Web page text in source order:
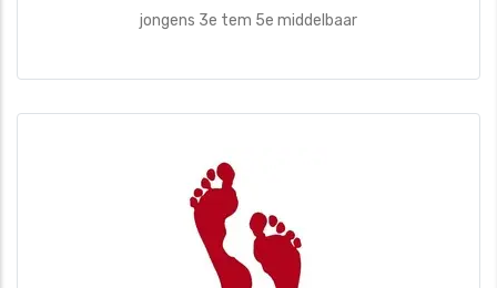
jongens 3e tem 5e middelbaar